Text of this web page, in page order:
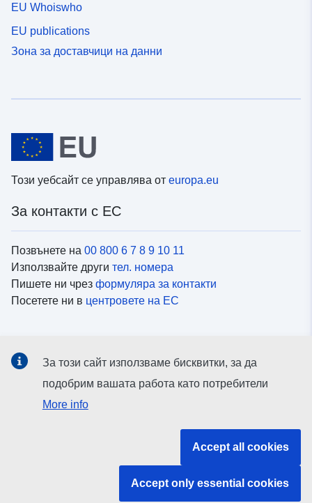
EU Whoiswho
EU publications
Зона за доставчици на данни
Този уебсайт се управлява от europa.eu
За контакти с ЕС
Позвънете на 00 800 6 7 8 9 10 11
Използвайте други тел. номера
Пишете ни чрез формуляра за контакти
Посетете ни в центровете на ЕС
Вижте профили на ЕС в социалните медии
Институции и органи на ЕС
За този сайт използваме бисквитки, за да
подобрим вашата работа като потребители
More info
Accept all cookies
Accept only essential cookies